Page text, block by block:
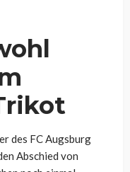
des FC Augsburg
Abschied von